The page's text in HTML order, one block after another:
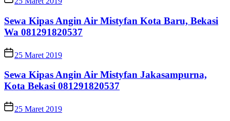
Sewa Kipas Angin Air Mistyfan Kota Baru, Bekasi
Wa 081291820537
25 Maret 2019
Sewa Kipas Angin Air Mistyfan Jakasampurna,
Kota Bekasi 081291820537
25 Maret 2019